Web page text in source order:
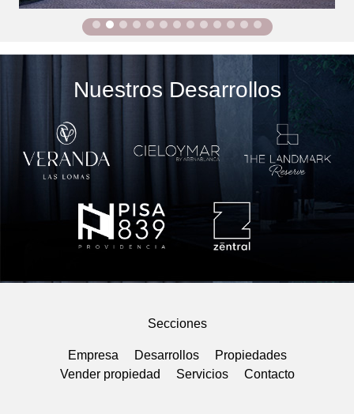
Nuestros Desarrollos
Secciones
Empresa Desarrollos
Propiedades
Vender propiedad
Servicios Contacto